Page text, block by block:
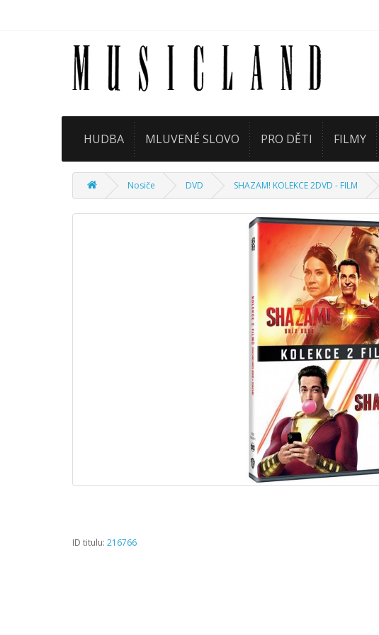
HUDBA MLUVENÉ SLOVO PRO DĚTI FILMY
Nosiče DVD SHAZAM! KOLEKCE 2DVD - FILM
ID titulu: 216766